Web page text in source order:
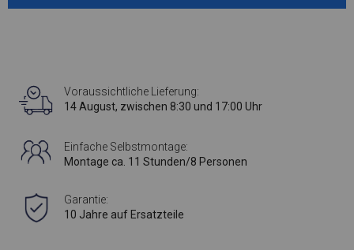
Voraussichtliche Lieferung:
14 August, zwischen 8:30 und 17:00 Uhr
Einfache Selbstmontage:
Montage ca. 11 Stunden/8 Personen
Garantie:
10 Jahre auf Ersatzteile